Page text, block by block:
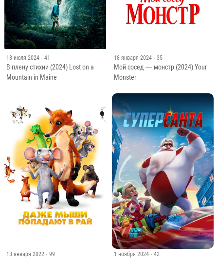
13 июля 2024 · 41
В плену стихии (2024) Lost on a
Mountain in Maine
18 января 2024 · 35
Мой сосед — монстр (2024) Your
Monster
13 января 2022 · 99 1 ноября 2024 · 42